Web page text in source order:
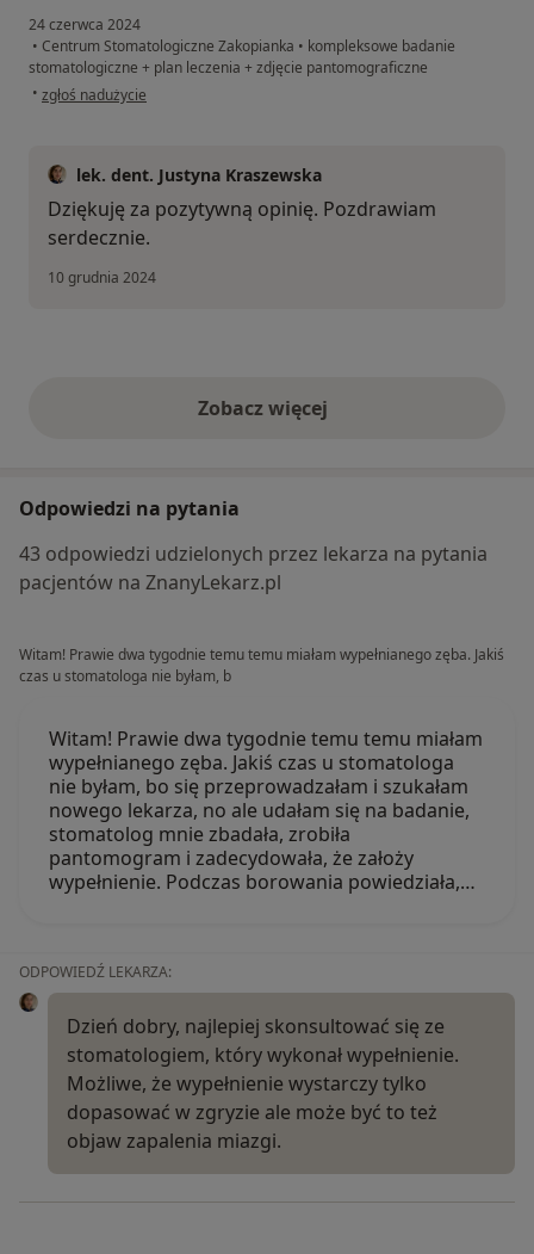
24 czerwca 2024
• Centrum Stomatologiczne Zakopianka • kompleksowe badanie
stomatologiczne + plan leczenia + zdjęcie pantomograficzne
• w opinii użytkownika Przemysław Blak
zgłoś nadużycie
lek. dent. Justyna Kraszewska
Dziękuję za pozytywną opinię. Pozdrawiam
serdecznie.
10 grudnia 2024
Zobacz więcejopinie powyżej
Odpowiedzi na pytania
43 odpowiedzi udzielonych przez lekarza na pytania
pacjentów na ZnanyLekarz.pl
Witam! Prawie dwa tygodnie temu temu miałam wypełnianego zęba. Jakiś
czas u stomatologa nie byłam, b
Witam! Prawie dwa tygodnie temu temu miałam
wypełnianego zęba. Jakiś czas u stomatologa
nie byłam, bo się przeprowadzałam i szukałam
nowego lekarza, no ale udałam się na badanie,
stomatolog mnie zbadała, zrobiła
pantomogram i zadecydowała, że założy
wypełnienie. Podczas borowania powiedziała,…
ODPOWIEDŹ LEKARZA:
Dzień dobry, najlepiej skonsultować się ze
stomatologiem, który wykonał wypełnienie.
Możliwe, że wypełnienie wystarczy tylko
dopasować w zgryzie ale może być to też
objaw zapalenia miazgi.